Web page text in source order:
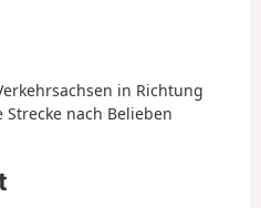
in Richtung
nach Belieben